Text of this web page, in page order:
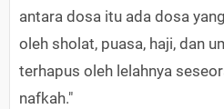
antara dosa itu ada dosa
oleh sholat, puasa, haji, dan
terhapus oleh lelahnya
nafkah."